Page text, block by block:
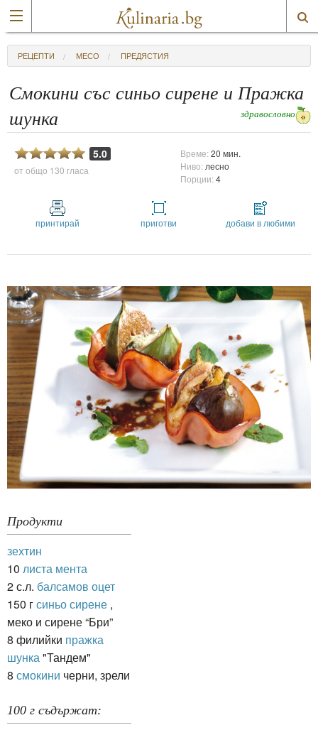
РЕЦЕПТИ МЕСО ПРЕДЯСТИЯ
Смокини със синьо сирене и Пражка
шунка
здравословно
5.0
от общо 130 гласа
Време:20 мин.
Ниво: лесно
Порции:4
принтирай приготви добави в любими
Продукти
зехтин
10 листа мента
2 с.л. балсамов оцет
150 гсиньо сирене ,
меко и сирене “Бри”
8 филийки пражка
шунка "Тандем"
8 смокини черни, зрели
100 г съдържат: